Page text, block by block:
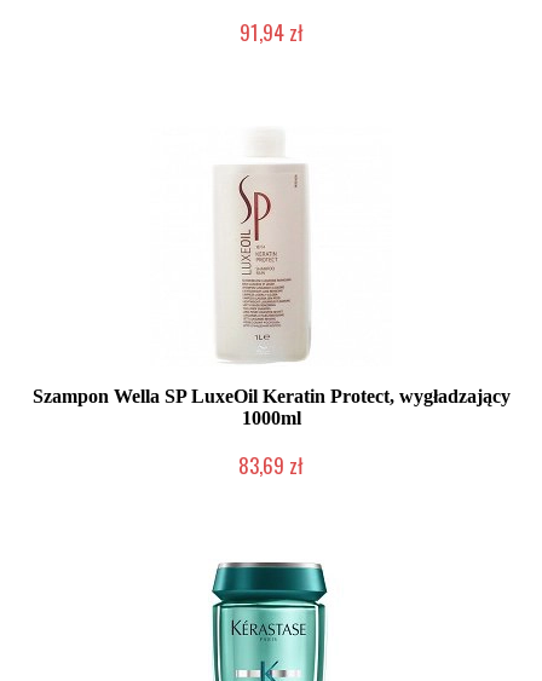
91,94 zł
Szampon Wella SP LuxeOil Keratin Protect, wygładzający
1000ml
83,69 zł